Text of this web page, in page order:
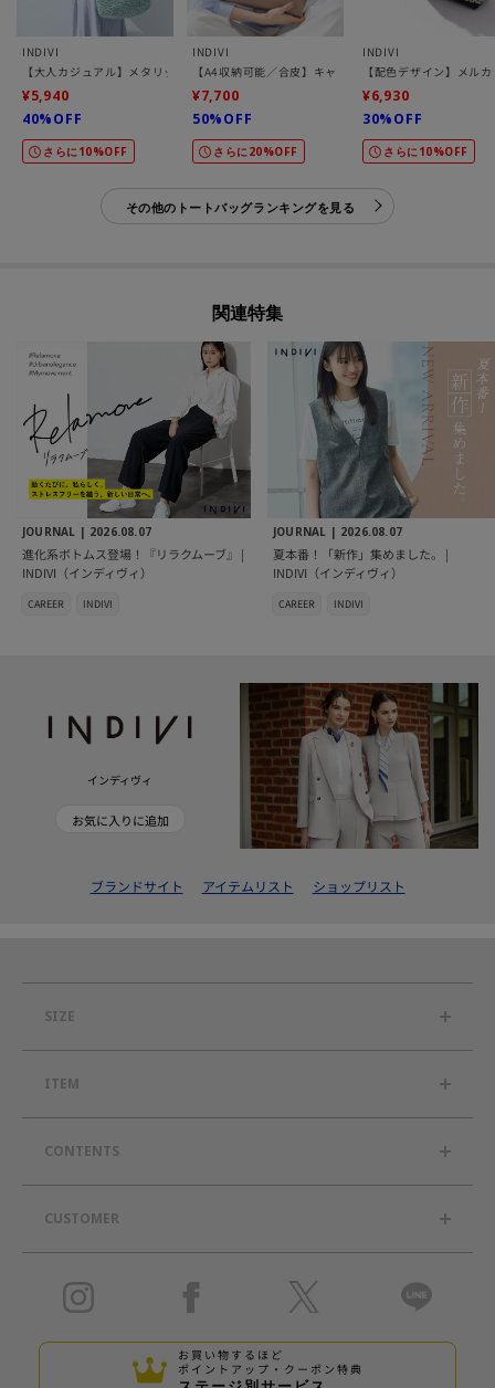
INDIVI
【大人カジュアル】メタリックかぎ編みボトルバッグ
¥5,940
40%OFF
さらに10%OFF
INDIVI
【A4収納可能／合皮】キャリアタックバッグ
¥7,700
50%OFF
さらに20%OFF
INDIVI
【配色デザイン】メル
¥6,930
30%OFF
さらに10%OFF
その他のトートバッグランキングを見る
関連特集
JOURNAL | 2026.08.07
進化系ボトムス登場！『リラクムーブ』 |
INDIVI（インディヴィ）
CAREER INDIVI
JOURNAL | 2026.08.07
夏本番！「新作」集めました。 |
INDIVI（インディヴィ）
CAREER INDIVI
インディヴィ
お気に入りに追加
ブランドサイト アイテムリスト ショップリスト
SIZE
ITEM
CONTENTS
CUSTOMER
お買い物するほど
ポイントアップ・クーポン特典